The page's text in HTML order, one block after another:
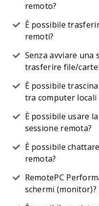
remoto?
È possibile
remoti?
Senza avviare una
trasferire file/
È possibile
tra computer locali
È possibile usare
sessione remota?
È possibile
remota?
RemotePC
schermi (monitor)?